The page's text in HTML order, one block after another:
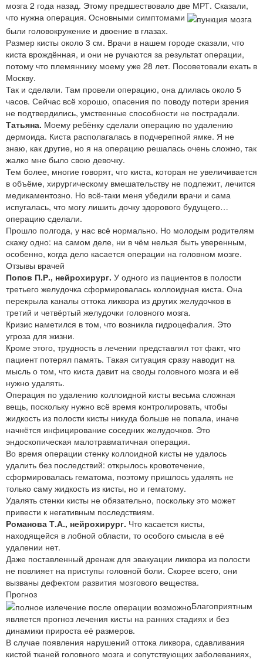
мозга 2 года назад. Этому предшествовало две МРТ. Сказали,
что нужна операция. Основными симптомами
были головокружение и двоение в глазах.
Размер кисты около 3 см. Врачи в нашем городе сказали, что
киста врождённая, и они не ручаются за результат операции,
потому что племяннику моему уже 28 лет. Посоветовали ехать в
Москву.
Так и сделали. Там провели операцию, она длилась около 5
часов. Сейчас всё хорошо, опасения по поводу потери зрения
не подтвердились, умственные способности не пострадали.
Татьяна. Моему ребёнку сделали операцию по удалению
дермоида. Киста располагалась в подчерепной ямке. Я не
знаю, как другие, но я на операцию решалась очень сложно, так
жалко мне было свою девочку.
Тем более, многие говорят, что киста, которая не увеличивается
в объёме, хирургическому вмешательству не подлежит, лечится
медикаментозно. Но всё-таки меня убедили врачи и сама
испугалась, что могу лишить дочку здорового будущего…
операцию сделали.
Прошло полгода, у нас всё нормально. Но молодым родителям
скажу одно: на самом деле, ни в чём нельзя быть уверенным,
особенно, когда дело касается операции на головном мозге.
Отзывы врачей
Попов П.Р., нейрохирург. У одного из пациентов в полости
третьего желудочка сформировалась коллоидная киста. Она
перекрыла каналы оттока ликвора из других желудочков в
третий и четвёртый желудочки головного мозга.
Кризис наметился в том, что возникла гидроцефалия. Это
угроза для жизни.
Кроме этого, трудность в лечении представлял тот факт, что
пациент потерял память. Такая ситуация сразу наводит на
мысль о том, что киста давит на своды головного мозга и её
нужно удалять.
Операция по удалению коллоидной кисты весьма сложная
вещь, поскольку нужно всё время контролировать, чтобы
жидкость из полости кисты никуда больше не попала, иначе
начнётся инфицирование соседних желудочков. Это
эндоскопическая малотравматичная операция.
Во время операции стенку коллоидной кисты не удалось
удалить без последствий: открылось кровотечение,
сформировалась гематома, поэтому пришлось удалять не
только саму жидкость из кисты, но и гематому.
Удалять стенки кисты не обязательно, поскольку это может
привести к негативным последствиям.
Романова Т.А., нейрохирург. Что касается кисты,
находящейся в лобной области, то особого смысла в её
удалении нет.
Даже поставленный дренаж для эвакуации ликвора из полости
не повлияет на приступы головной боли. Скорее всего, они
вызваны дефектом развития мозгового вещества.
Прогноз
Благоприятным
является прогноз лечения кисты на ранних стадиях и без
динамики прироста её размеров.
В случае появления нарушений оттока ликвора, сдавливания
кистой тканей головного мозга и сопутствующих заболеваниях,